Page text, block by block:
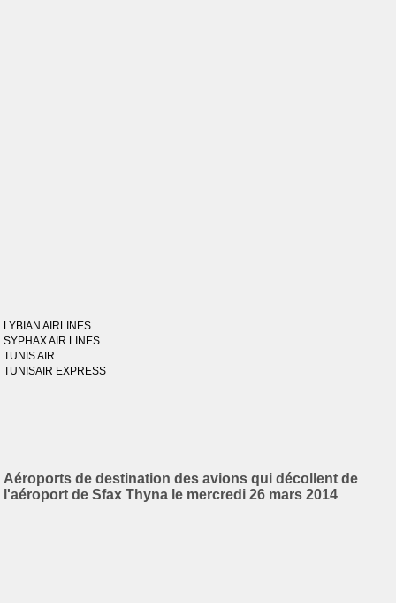
LYBIAN AIRLINES
SYPHAX AIR LINES
TUNIS AIR
TUNISAIR EXPRESS
Aéroports de destination des avions qui décollent de
l'aéroport de Sfax Thyna le mercredi 26 mars 2014